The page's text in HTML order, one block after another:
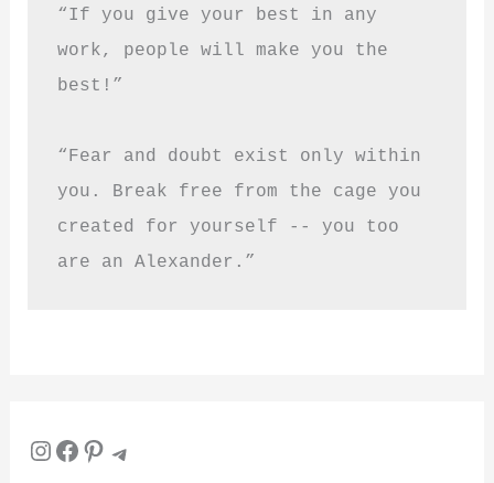
“If you give your best in any
work, people will make you the
best!”
“Fear and doubt exist only within
you. Break free from the cage you
created for yourself -- you too
are an Alexander.”
InstagramFacebook Pinterest Telegram